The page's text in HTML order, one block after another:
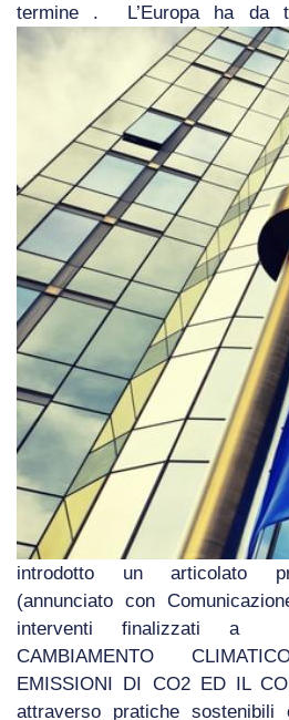
termine . L’Europa ha da
introdotto un articolato
(annunciato con
interventi finalizzati a
CAMBIAMENTO
EMISSIONI DI CO2 ED IL
attraverso pratiche